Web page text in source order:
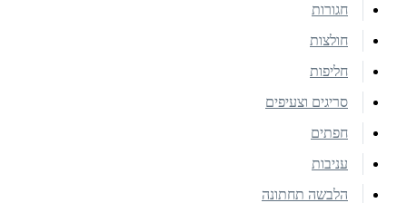
חגורות
חולצות
חליפות
סריגים וצעיפים
חפתים
עניבות
הלבשה תחתונה